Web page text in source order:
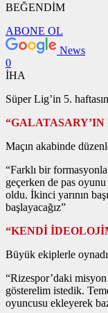
BEĞENDİM
ABONE OL
News
0
İHA
Süper Lig’in 5.
Maçın akabinde
“Farklı bir
geçerken de pas
oldu. İkinci yarının
başlayacağız”
“KENDİ
Büyük ekiplerle
“Rizespor’daki
gösterelim istedik.
oyuncusu ekleyerek